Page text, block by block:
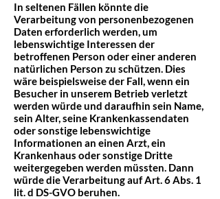
In seltenen Fällen könnte die
Verarbeitung von personenbezogenen
Daten erforderlich werden, um
lebenswichtige Interessen der
betroffenen Person oder einer anderen
natürlichen Person zu schützen. Dies
wäre beispielsweise der Fall, wenn ein
Besucher in unserem Betrieb verletzt
werden würde und daraufhin sein Name,
sein Alter, seine Krankenkassendaten
oder sonstige lebenswichtige
Informationen an einen Arzt, ein
Krankenhaus oder sonstige Dritte
weitergegeben werden müssten. Dann
würde die Verarbeitung auf Art. 6 Abs. 1
lit. d DS-GVO beruhen.